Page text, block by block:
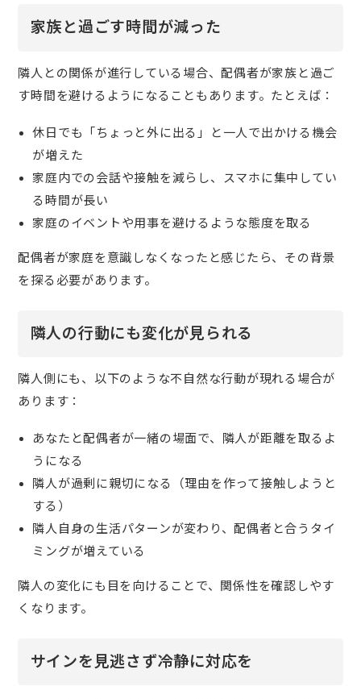
家族と過ごす時間が減った
隣人との関係が進行している場合、配偶者が家族と過ご
す時間を避けるようになることもあります。たとえば：
休日でも「ちょっと外に出る」と一人で出かける機会
が増えた
家庭内での会話や接触を減らし、スマホに集中してい
る時間が長い
家庭のイベントや用事を避けるような態度を取る
配偶者が家庭を意識しなくなったと感じたら、その背景
を探る必要があります。
隣人の行動にも変化が見られる
隣人側にも、以下のような不自然な行動が現れる場合が
あります：
あなたと配偶者が一緒の場面で、隣人が距離を取るよ
うになる
隣人が過剰に親切になる（理由を作って接触しようと
する）
隣人自身の生活パターンが変わり、配偶者と合うタイ
ミングが増えている
隣人の変化にも目を向けることで、関係性を確認しやす
くなります。
サインを見逃さず冷静に対応を